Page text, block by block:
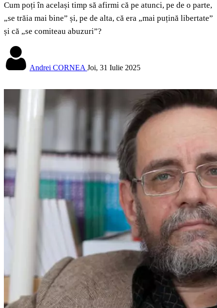
Cum poți în același timp să afirmi că pe atunci, pe de o parte,
„se trăia mai bine” și, pe de alta, că era „mai puțină libertate”
și că „se comiteau abuzuri”?
Andrei CORNEA Joi, 31 Iulie 2025